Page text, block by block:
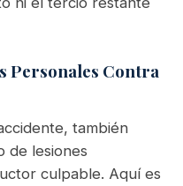
Personales Contra
también
de lesiones
culpable. Aquí es